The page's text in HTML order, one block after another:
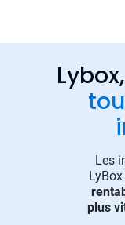
Les
plus